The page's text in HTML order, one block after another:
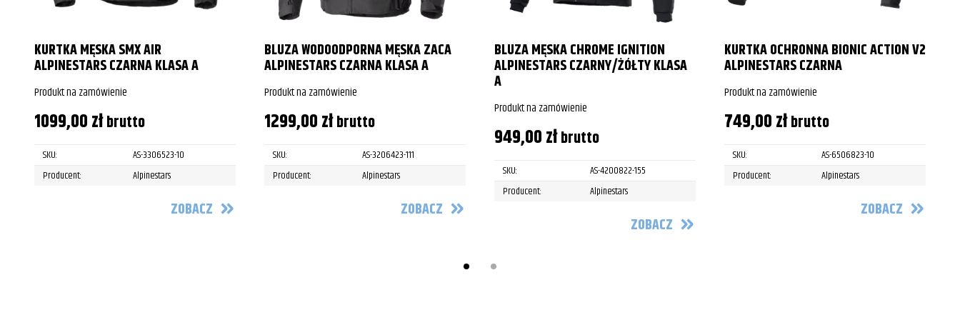
KURTKA MĘSKA SMX AIR
ALPINESTARS CZARNA KLASA A
Produkt na zamówienie
1099,00złbrutto
SKU:
AS-3306523-10
Producent:
Alpinestars
ZOBACZ
BLUZA WODOODPORNA MĘSKA ZACA
ALPINESTARS CZARNA KLASA A
Produkt na zamówienie
1299,00złbrutto
SKU:
AS-3206423-111
Producent:
Alpinestars
ZOBACZ
BLUZA MĘSKA CHROME IGNITION
ALPINESTARS CZARNY/ŻÓŁTY KLASA
A
Produkt na zamówienie
949,00złbrutto
SKU:
AS-4200822-155
Producent:
Alpinestars
ZOBACZ
KURTKA OCHRONNA BIONIC ACTION V2
ALPINESTARS CZARNA
Produkt na zamówienie
749,00złbrutto
SKU:
AS-6506823-10
Producent:
Alpinestars
ZOBACZ